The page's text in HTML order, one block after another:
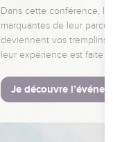
Dans cette conférence,
marquantes de leur
deviennent vos
leur expérience est faite
Je découvre